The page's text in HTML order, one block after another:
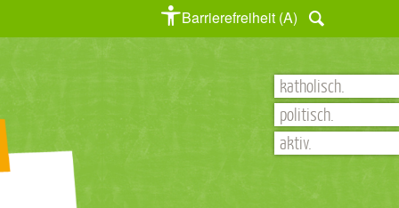
Barrierefreiheit (A)
katholisch.
politisch.
aktiv.